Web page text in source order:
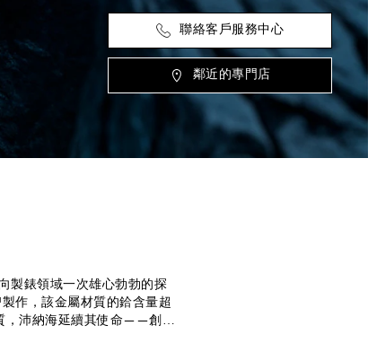
聯絡客戶服務中心
鄰近的專門店
製錶領域一次雄心勃勃的探
作，該金屬材質的鉿含量超
，沛納海延續其使命——創製